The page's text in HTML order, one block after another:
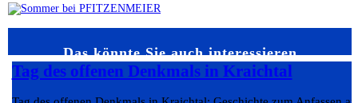
Das könnte Sie auch interessieren…
Tag des offenen Denkmals in Kraichtal